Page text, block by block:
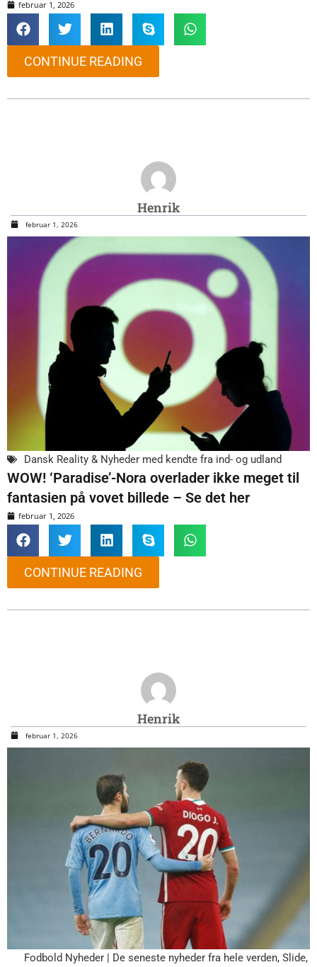
februar 1, 2026
CONTINUE READING
Henrik
februar 1, 2026
Dansk Reality & Nyheder med kendte fra ind- og udland
WOW! ‘Paradise’-Nora overlader ikke meget til
fantasien på vovet billede – Se det her
februar 1, 2026
CONTINUE READING
Henrik
februar 1, 2026
Fodbold Nyheder | De seneste nyheder fra hele verden, Slide,